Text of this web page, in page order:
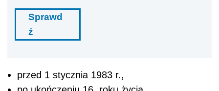
Sprawd
ź
przed 1 stycznia 1983 r.,